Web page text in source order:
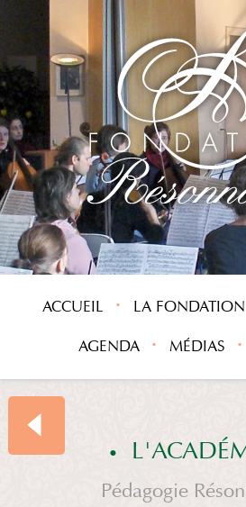
ACCUEIL LA FONDATION
AGENDA MÉDIAS
Pédagogie